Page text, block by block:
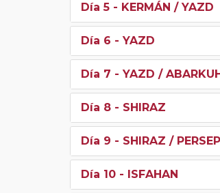
Día 5 - KERMÁN / YAZD
Día 6 - YAZD
Día 7 - YAZD /
Día 8 - SHIRAZ
Día 9 - SHIRAZ /
Día 10 - ISFAHAN